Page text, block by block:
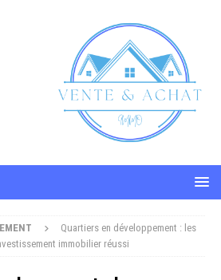
Quartiers en développement : les
immobilier réussi